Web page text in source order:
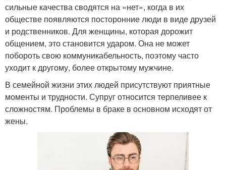
сильные качества сводятся на «нет», когда в их
обществе появляются посторонние люди в виде друзей
и родственников. Для женщины, которая дорожит
общением, это становится ударом. Она не может
побороть свою коммуникабельность, поэтому часто
уходит к другому, более открытому мужчине.
В семейной жизни этих людей присутствуют приятные
моменты и трудности. Супруг относится терпеливее к
сложностям. Проблемы в браке в основном исходят от
жены.